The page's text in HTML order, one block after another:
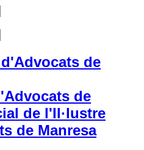
de
de l'Il·lustre
de Manresa